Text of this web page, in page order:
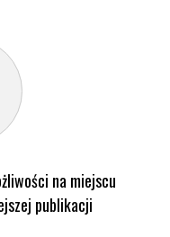
na miejscu
publikacji